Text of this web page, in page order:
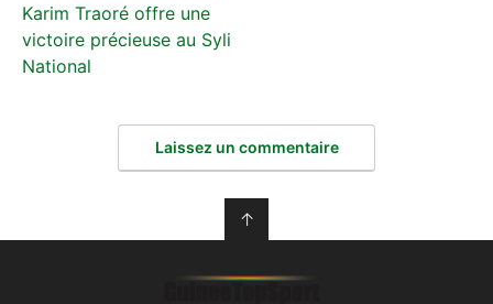
Karim Traoré offre une
victoire précieuse au Syli
National
Laissez un commentaire
↑